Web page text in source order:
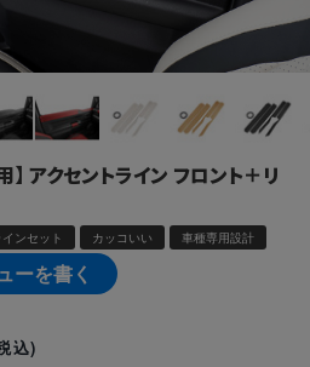
アクセントライン フロント＋リ
ンセット カッコいい 車種専用設計
ーを書く
込)